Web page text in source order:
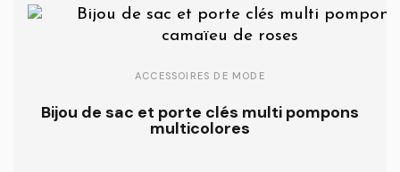
ACCESSOIRES DE MODE
Bijou de sac et porte clés multi pompons
multicolores